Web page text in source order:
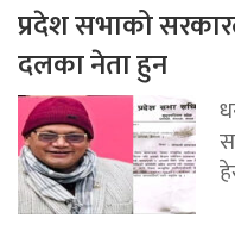
प्रदेश सभाको
दलका नेता हुन